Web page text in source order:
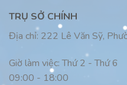
TRỤ SỞ CHÍNH
Địa chỉ: 222 Lê Văn Sỹ,
Giờ làm việc: Thứ 2 - Thứ 6
09:00 - 18:00